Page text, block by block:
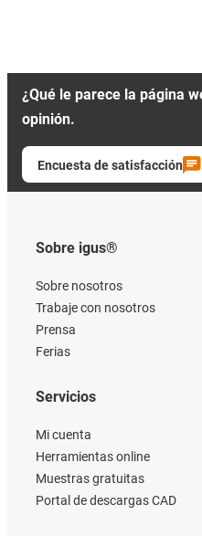
¿Qué le parece la página
opinión.
Encuesta de satisfacción
Sobre igus®
Sobre nosotros
Trabaje con nosotros
Prensa
Ferias
Servicios
Mi cuenta
Herramientas online
Muestras gratuitas
Portal de descargas CAD